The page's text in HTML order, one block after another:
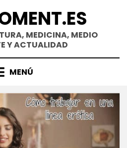
MEDICINA, MEDIO
Y ACTUALIDAD
MENÚ